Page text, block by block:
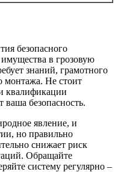
безопасного
в грозовую
знаний, грамотного
монтажа. Не стоит
квалификации
ваша безопасность.
явление, и
но правильно
снижает риск
Обращайте
систему регулярно –